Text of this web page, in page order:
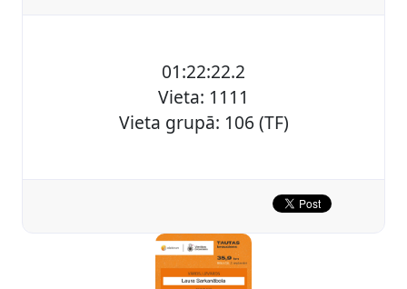
01:22:22.2
Vieta: 1111
Vieta grupā: 106 (TF)